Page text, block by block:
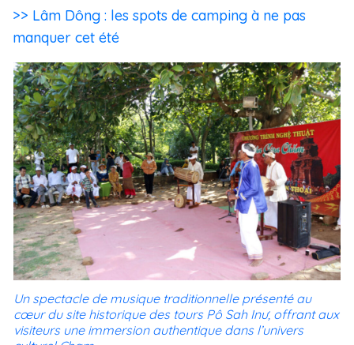
>> Lâm Dông : les spots de camping à ne pas
manquer cet été
Un spectacle de musique traditionnelle présenté au
cœur du site historique des tours Pô Sah Inư, offrant aux
visiteurs une immersion authentique dans l’univers